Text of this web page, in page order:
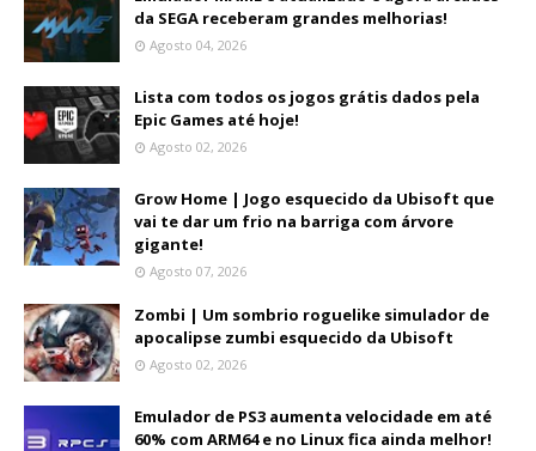
da SEGA receberam grandes melhorias!
Agosto 04, 2026
Lista com todos os jogos grátis dados pela
Epic Games até hoje!
Agosto 02, 2026
Grow Home | Jogo esquecido da Ubisoft que
vai te dar um frio na barriga com árvore
gigante!
Agosto 07, 2026
Zombi | Um sombrio roguelike simulador de
apocalipse zumbi esquecido da Ubisoft
Agosto 02, 2026
Emulador de PS3 aumenta velocidade em até
60% com ARM64 e no Linux fica ainda melhor!